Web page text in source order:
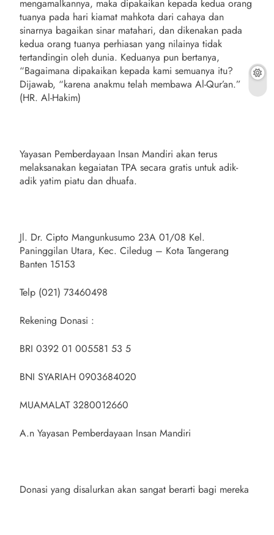
mengamalkannya, maka dipakaikan kepada kedua orang
tuanya pada hari kiamat mahkota dari cahaya dan
sinarnya bagaikan sinar matahari, dan dikenakan pada
kedua orang tuanya perhiasan yang nilainya tidak
tertandingin oleh dunia. Keduanya pun bertanya,
“Bagaimana dipakaikan kepada kami semuanya itu?
Dijawab, “karena anakmu telah membawa Al-Qur’an.”
(HR. Al-Hakim)
Yayasan Pemberdayaan Insan Mandiri akan terus
melaksanakan kegaiatan TPA secara gratis untuk adik-
adik yatim piatu dan dhuafa.
Jl. Dr. Cipto Mangunkusumo 23A 01/08 Kel.
Paninggilan Utara, Kec. Ciledug – Kota Tangerang
Banten 15153
Telp (021) 73460498
Rekening Donasi :
BRI 0392 01 005581 53 5
BNI SYARIAH 0903684020
MUAMALAT 3280012660
A.n Yayasan Pemberdayaan Insan Mandiri
Donasi yang disalurkan akan sangat berarti bagi mereka